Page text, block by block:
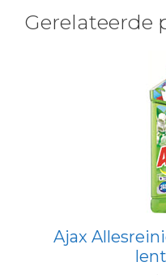
Gerelateerde
Ajax